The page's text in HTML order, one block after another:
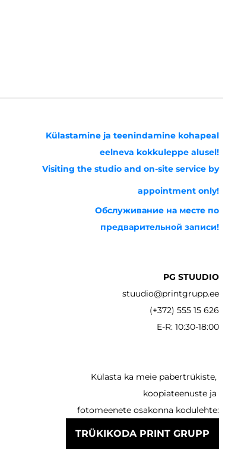
Külastamine ja teenindamine kohapeal
eelneva kokkuleppe alusel!
Visiting the studio and on-site service by
appointment only!
Обслуживание на месте по
предварительной записи!
PG STUUDIO
stuudio@printgrupp.ee
(+372) 555 15 626
E-R: 10:30-18:00
Külasta ka meie pabertrükiste,
koopiateenuste ja
fotomeenete osakonna kodulehte:
TRÜKIKODA PRINT GRUPP